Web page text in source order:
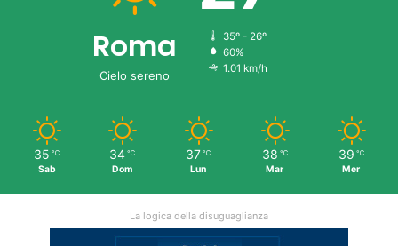
Roma
Cielo sereno
35º - 26º
60%
1.01 km/h
35 ℃
Sab
34 ℃
Dom
37 ℃
Lun
38 ℃
Mar
39 ℃
Mer
La logica della disuguaglianza